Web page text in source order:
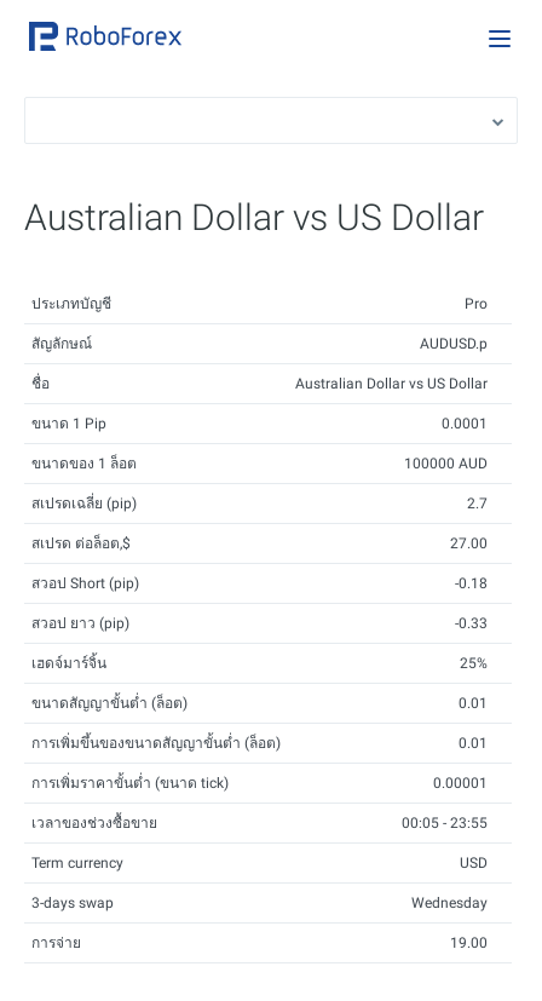
Australian Dollar vs US Dollar
ประเภทบัญชี Pro
สัญลักษณ์ AUDUSD.p
ชื่อ Australian Dollar vs US Dollar
ขนาด 1 Pip 0.0001
ขนาดของ 1 ล็อต 100000 AUD
สเปรดเฉลี่ย (pip) 2.7
สเปรด ต่อล็อต,$ 27.00
สวอป Short (pip) -0.18
สวอป ยาว (pip) -0.33
เฮดจ์มาร์จิ้น 25%
ขนาดสัญญาขั้นต่ำ (ล็อต) 0.01
การเพิ่มขึ้นของขนาดสัญญาขั้นต่ำ (ล็อต) 0.01
การเพิ่มราคาขั้นต่ำ (ขนาด tick) 0.00001
เวลาของช่วงซื้อขาย 00:05 - 23:55
Term currency USD
3-days swap Wednesday
การจ่าย 19.00